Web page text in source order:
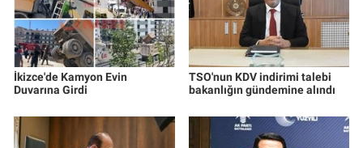
İkizce'de Kamyon Evin
Duvarına Girdi
TSO'nun KDV indirimi talebi
bakanlığın gündemine alındı